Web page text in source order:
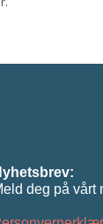
deg på vårt